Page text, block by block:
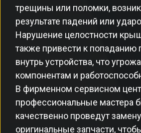
трещины или поломки,
результате падений или
Нарушение целостности
также привести к попаданию
внутрь устройства, что
компонентам и
В фирменном сервисном
профессиональные мастера
качественно проведут
оригинальные запчасти,